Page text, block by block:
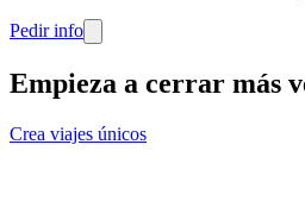
Pedir info
Empieza a cerrar más
Crea viajes únicos